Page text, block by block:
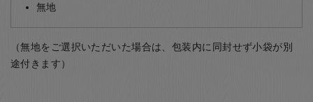
無地
（無地をご選択いただいた場合は、包装内に同封せず小袋が別
途付きます）